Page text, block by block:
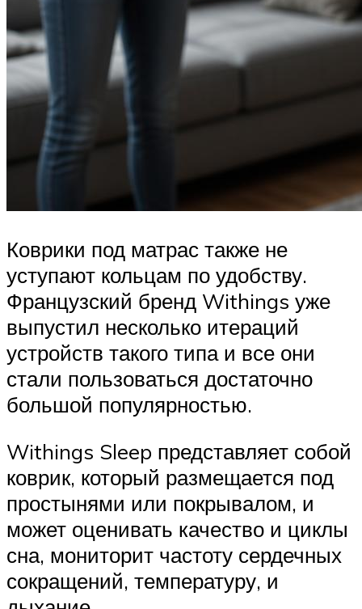
Коврики под матрас также не
уступают кольцам по удобству.
Французский бренд Withings уже
выпустил несколько итераций
устройств такого типа и все они
стали пользоваться достаточно
большой популярностью.
Withings Sleep представляет собой
коврик, который размещается под
простынями или покрывалом, и
может оценивать качество и циклы
сна, мониторит частоту сердечных
сокращений, температуру, и